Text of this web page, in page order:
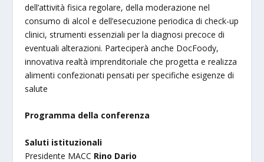
dell’attività fisica regolare, della moderazione nel
consumo di alcol e dell’esecuzione periodica di check-up
clinici, strumenti essenziali per la diagnosi precoce di
eventuali alterazioni. Parteciperà anche DocFoody,
innovativa realtà imprenditoriale che progetta e realizza
alimenti confezionati pensati per specifiche esigenze di
salute
Programma della conferenza
Saluti istituzionali
Presidente MACC Rino Dario